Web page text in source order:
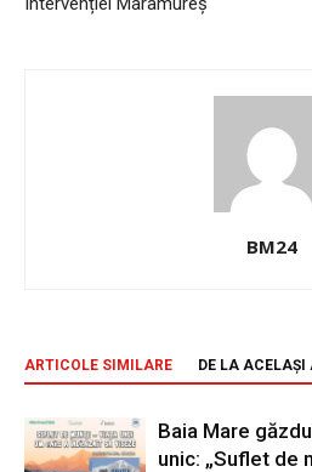
BM24
ARTICOLE SIMILARE DE LA ACELAȘI
Baia Mare
unic: „Suflet de